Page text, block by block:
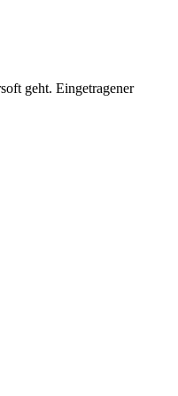
geht. Eingetragener